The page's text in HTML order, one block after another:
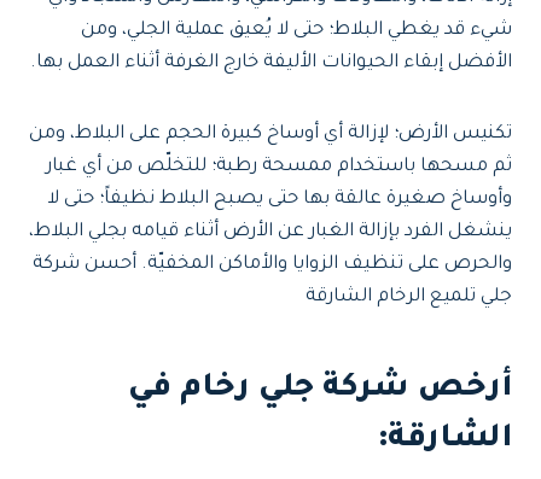
شيء قد يغطي البلاط؛ حتى لا يُعيق عملية الجلي، ومن
الأفضل إبقاء الحيوانات الأليفة خارج الغرفة أثناء العمل بها.
تكنيس الأرض؛ لإزالة أي أوساخ كبيرة الحجم على البلاط، ومن
ثم مسحها باستخدام ممسحة رطبة؛ للتخلّص من أي غبار
وأوساخ صغيرة عالقة بها حتى يصبح البلاط نظيفاً؛ حتى لا
ينشغل الفرد بإزالة الغبار عن الأرض أثناء قيامه بجلي البلاط،
والحرص على تنظيف الزوايا والأماكن المخفيّة. أحسن شركة
جلي تلميع الرخام الشارقة
أرخص شركة جلي رخام في
الشارقة: